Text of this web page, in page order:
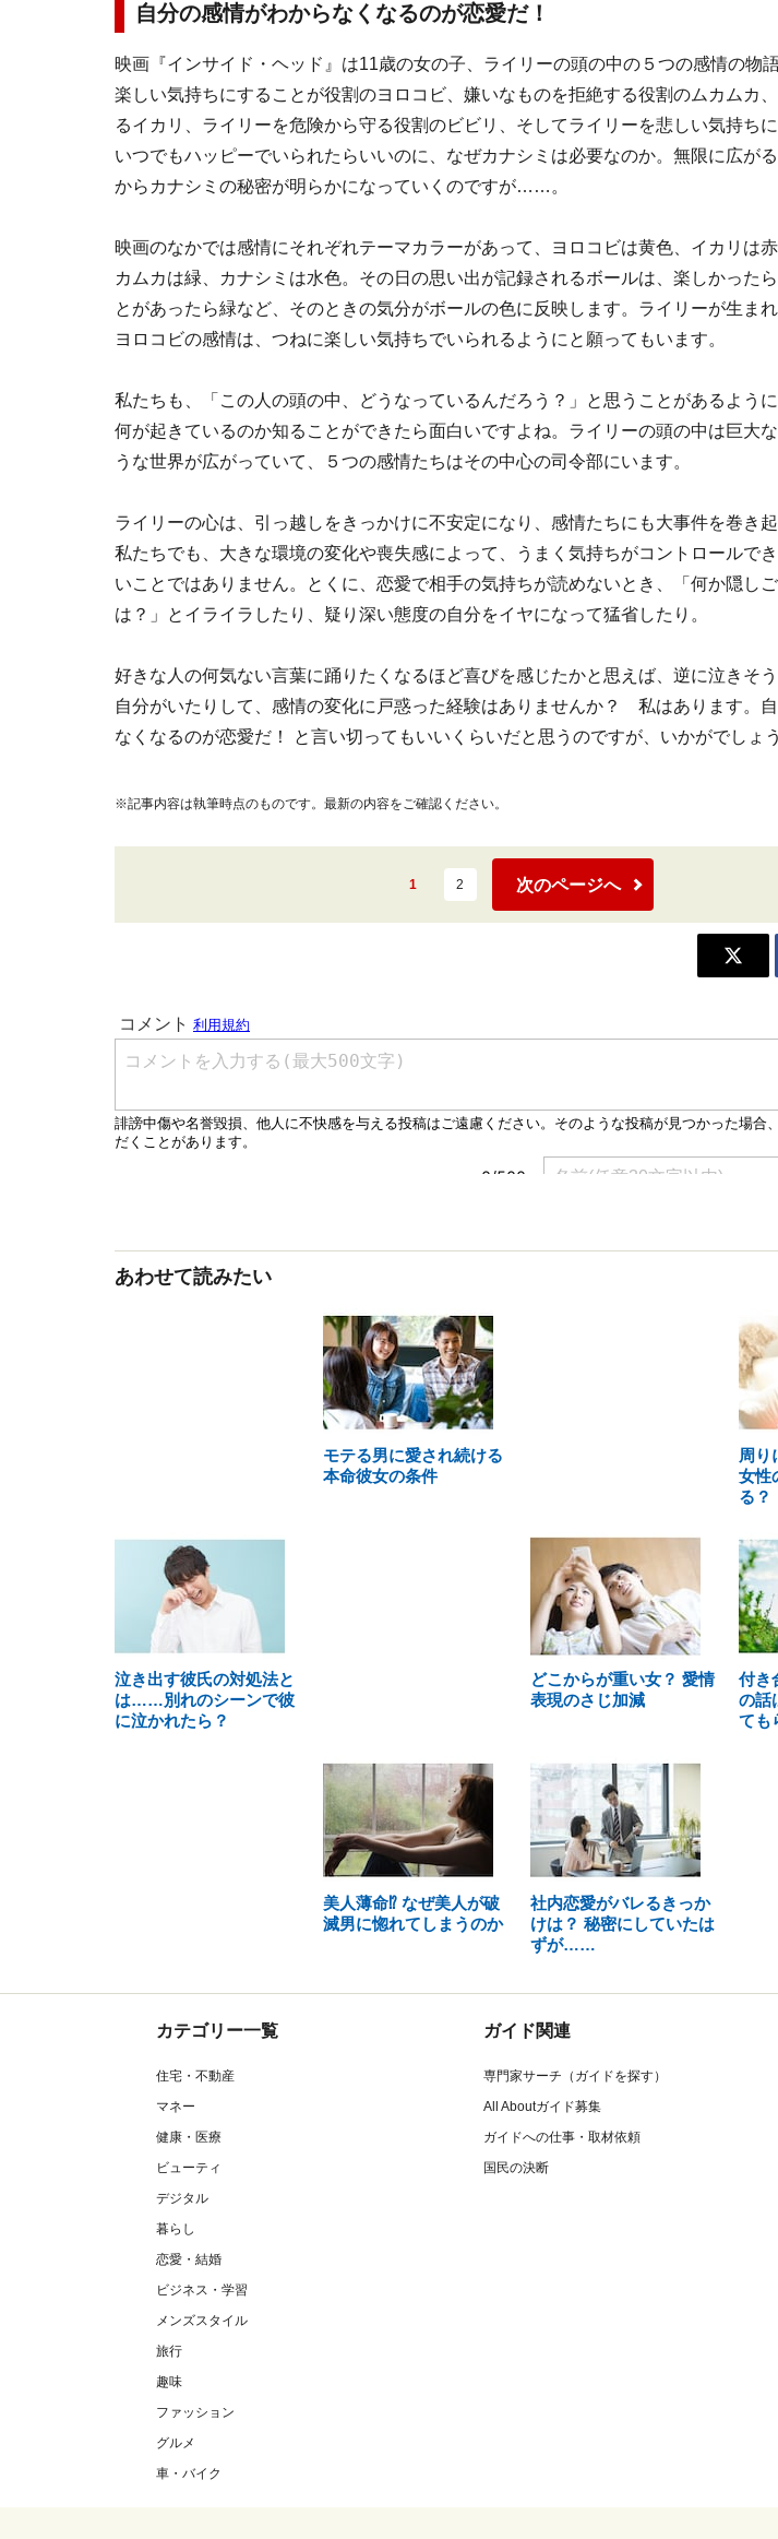
自分の感情がわからなくなるのが恋愛だ！
映画『インサイド・ヘッド』は11歳の女の子、ライリーの頭の中の５つの感情の物
楽しい気持ちにすることが役割のヨロコビ、嫌いなものを拒絶する役割のムカムカ
るイカリ、ライリーを危険から守る役割のビビリ、そしてライリーを悲しい気持ちに
いつでもハッピーでいられたらいいのに、なぜカナシミは必要なのか。無限に広が
からカナシミの秘密が明らかになっていくのですが……。
映画のなかでは感情にそれぞれテーマカラーがあって、ヨロコビは黄色、イカリは
カムカは緑、カナシミは水色。その日の思い出が記録されるボールは、楽しかった
とがあったら緑など、そのときの気分がボールの色に反映します。ライリーが生ま
ヨロコビの感情は、つねに楽しい気持ちでいられるようにと願ってもいます。
私たちも、「この人の頭の中、どうなっているんだろう？」と思うことがあるよう
何が起きているのか知ることができたら面白いですよね。ライリーの頭の中は巨大
うな世界が広がっていて、５つの感情たちはその中心の司令部にいます。
ライリーの心は、引っ越しをきっかけに不安定になり、感情たちにも大事件を巻き
私たちでも、大きな環境の変化や喪失感によって、うまく気持ちがコントロールで
いことではありません。とくに、恋愛で相手の気持ちが読めないとき、「何か隠し
は？」とイライラしたり、疑り深い態度の自分をイヤになって猛省したり。
好きな人の何気ない言葉に踊りたくなるほど喜びを感じたかと思えば、逆に泣きそ
自分がいたりして、感情の変化に戸惑った経験はありませんか？ 私はあります。
なくなるのが恋愛だ！ と言い切ってもいいくらいだと思うのですが、いかがでしょう
※記事内容は執筆時点のものです。最新の内容をご確認ください。
1 2 次のページへ
あわせて読みたい
モテる男に愛され続ける
本命彼女の条件
周り
女性
る？
泣き出す彼氏の対処法と
は……別れのシーンで彼
に泣かれたら？
どこからが重い女？ 愛情
表現のさじ加減
付き
の話
ても
美人薄命⁉ なぜ美人が破
滅男に惚れてしまうのか
社内恋愛がバレるきっか
けは？ 秘密にしていたは
ずが……
カテゴリー一覧
住宅・不動産
マネー
健康・医療
ビューティ
デジタル
暮らし
恋愛・結婚
ビジネス・学習
メンズスタイル
旅行
趣味
ファッション
グルメ
車・バイク
ガイド関連
専門家サーチ（ガイドを探す）
All Aboutガイド募集
ガイドへの仕事・取材依頼
国民の決断